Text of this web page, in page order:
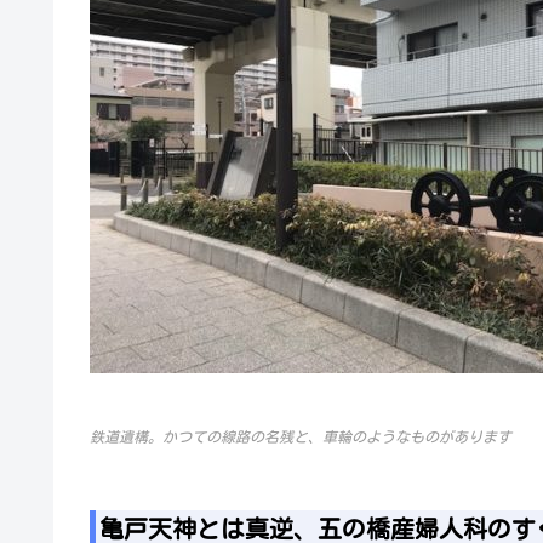
鉄道遺構。かつての線路の名残と、車輪のようなものがあります
亀戸天神とは真逆、五の橋産婦人科のす